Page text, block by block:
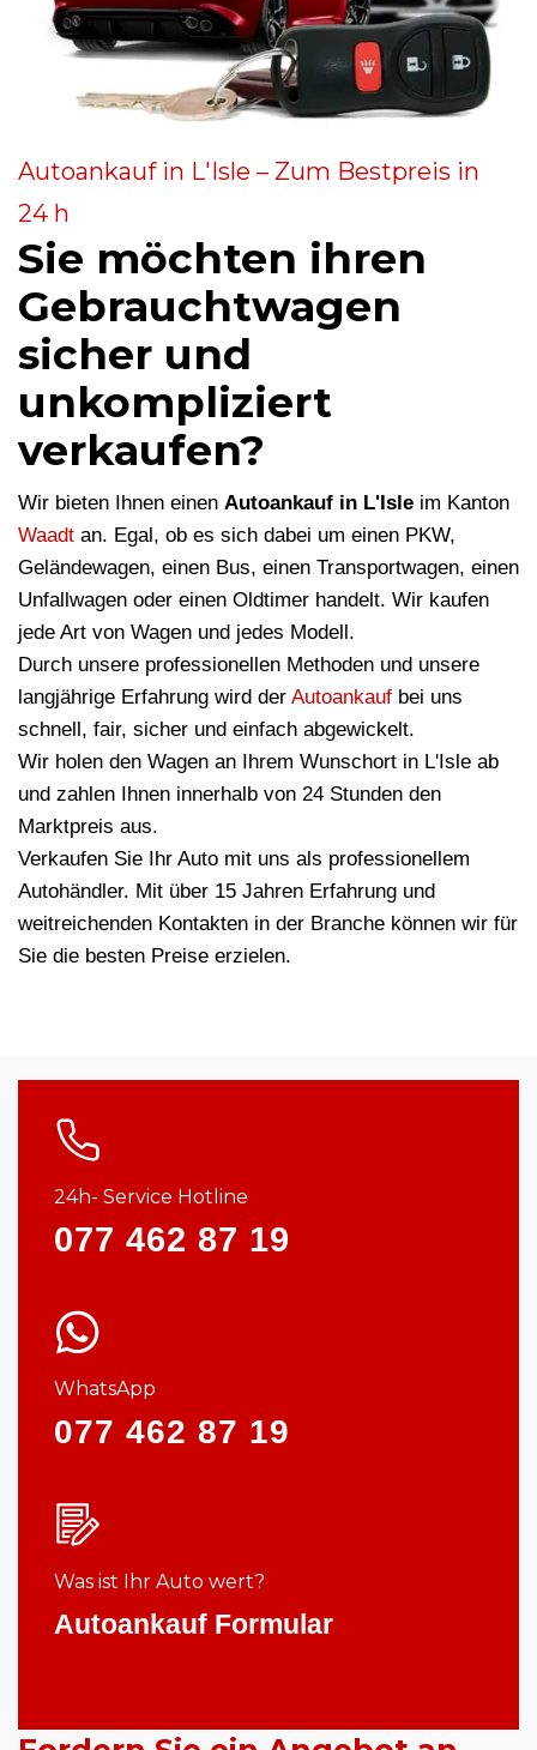
Autoankauf in L'Isle – Zum Bestpreis in
24 h
Sie möchten ihren
Gebrauchtwagen
sicher und
unkompliziert
verkaufen?
Wir bieten Ihnen einen Autoankauf in L'Isle im Kanton
Waadt an. Egal, ob es sich dabei um einen PKW,
Geländewagen, einen Bus, einen Transportwagen, einen
Unfallwagen oder einen Oldtimer handelt. Wir kaufen
jede Art von Wagen und jedes Modell.
Durch unsere professionellen Methoden und unsere
langjährige Erfahrung wird der Autoankauf bei uns
schnell, fair, sicher und einfach abgewickelt.
Wir holen den Wagen an Ihrem Wunschort in L'Isle ab
und zahlen Ihnen innerhalb von 24 Stunden den
Marktpreis aus.
Verkaufen Sie Ihr Auto mit uns als professionellem
Autohändler. Mit über 15 Jahren Erfahrung und
weitreichenden Kontakten in der Branche können wir für
Sie die besten Preise erzielen.
24h- Service Hotline
077 462 87 19
WhatsApp
077 462 87 19
Was ist Ihr Auto wert?
Autoankauf Formular